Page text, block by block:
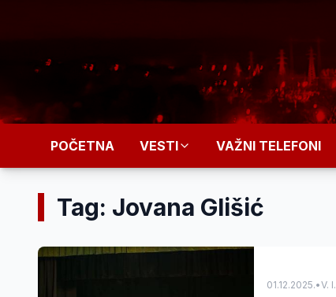
POČETNA VESTI VAŽNI TELEFONI
Tag: Jovana Glišić
01.12.2025.•V. I.